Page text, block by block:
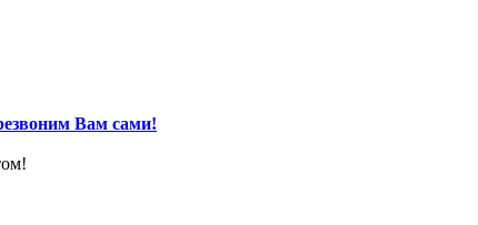
Вам сами!